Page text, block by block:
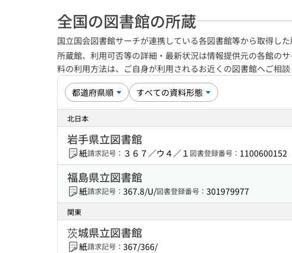
全国の図書館の所蔵
国立国会図書館サーチが連携している各図書館等から取得した
所蔵館、利用可否等の詳細・最新状況は情報提供元の各館の
料の利用方法は、ご自身が利用されるお近くの図書館へご相
北日本
岩手県立図書館
紙請求記号： ３６７／ウ４／１ 図書登録番号： 1100600152
福島県立図書館
紙請求記号： 367.8/U/図書登録番号： 301979977
関東
茨城県立図書館
紙請求記号： 367/366/